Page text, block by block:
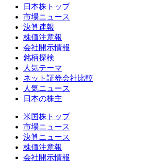
日本株トップ
市場ニュース
決算速報
株価注意報
会社開示情報
銘柄探検
人気テーマ
ネット証券会社比較
人気ニュース
日本の株主
米国株トップ
市場ニュース
決算ニュース
株価注意報
会社開示情報